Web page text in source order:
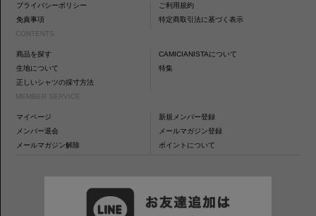
プライバシーポリシー
ご利用規約
免責事項
特定商取引法に基づく表示
CONTENTS
商品を探す
CAMICIANISTAについて
生地について
特集
正しいシャツの採寸方法
MEMBER SERVICE
マイページ
新規メンバー登録
メンバー退会
メールマガジン登録
メールマガジン解除
ポイントについて